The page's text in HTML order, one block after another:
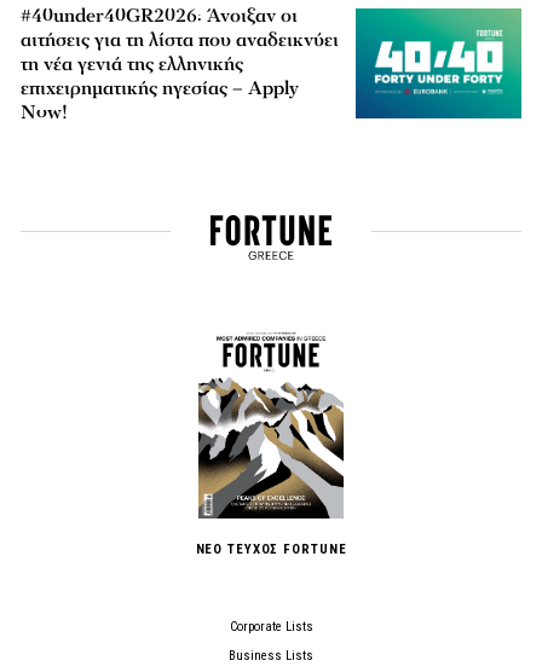
#40under40GR2026: Άνοιξαν οι
αιτήσεις για τη λίστα που αναδεικνύει
τη νέα γενιά της ελληνικής
επιχειρηματικής ηγεσίας – Apply
Now!
ΝΕΟ ΤΕΥΧΟΣ FORTUNE
Corporate Lists
Business Lists